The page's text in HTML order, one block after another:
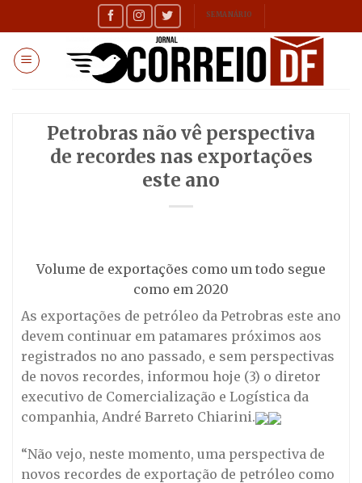
to
content
SEMANÁRIO
Petrobras não vê perspectiva
de recordes nas exportações
este ano
Volume de exportações como um todo segue
como em 2020
As exportações de petróleo da Petrobras este ano
devem continuar em patamares próximos aos
registrados no ano passado, e sem perspectivas
de novos recordes, informou hoje (3) o diretor
executivo de Comercialização e Logística da
companhia, André Barreto Chiarini.
“Não vejo, neste momento, uma perspectiva de
novos recordes de exportação de petróleo como